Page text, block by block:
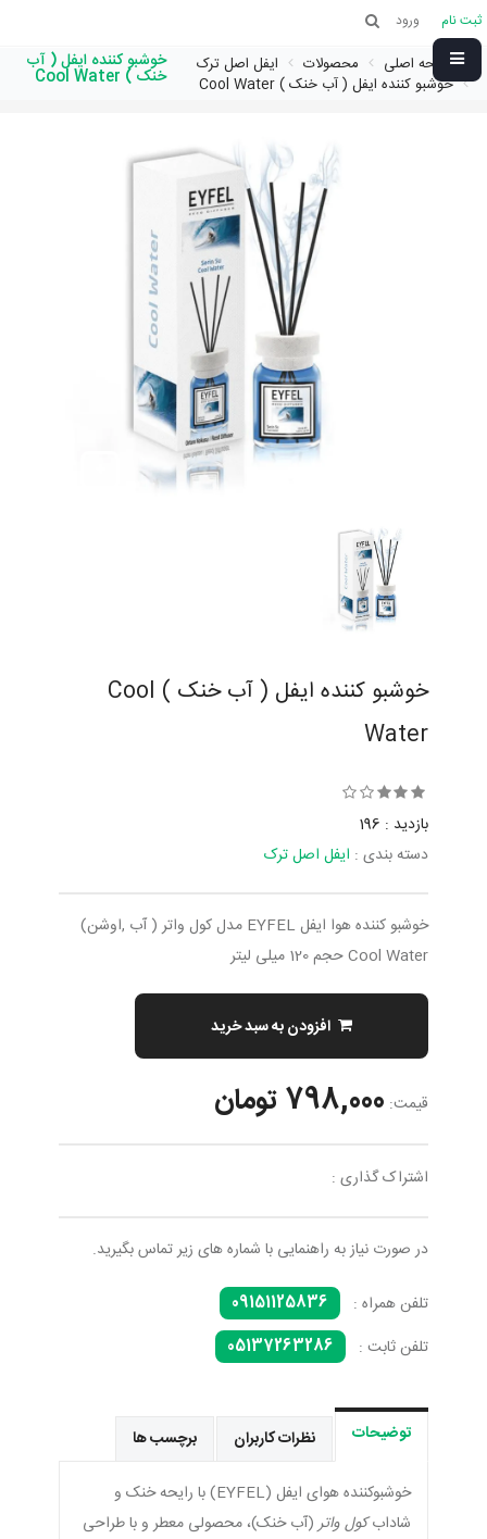
ثبت نام ورود
صفحه اصلی محصولات
ایفل اصل ترک
خوشبو کننده ایفل ( آب خنک ) Cool Water
خوشبو کننده ایفل ( آب
خنک ) Cool Water
خوشبو کننده ایفل ( آب خنک ) Cool
Water
بازدید : 196
دسته بندی : ایفل اصل ترک
خوشبو کننده هوا ایفل EYFEL مدل کول واتر ( آب ,اوشن)
Cool Water حجم 120 میلی لیتر
افزودن به سبد خرید
قیمت: 798,000 تومان
اشتراک گذاری :
در صورت نیاز به راهنمایی با شماره های زیر تماس بگیرید.
تلفن همراه :
09151125836
تلفن ثابت :
05137263286
توضیحات نظرات کاربران برچسب ها
خوشبوکننده هوای ایفل (EYFEL) با رایحه خنک و
شادابکول واتر(آب خنک)، محصولی معطر و با طراحی